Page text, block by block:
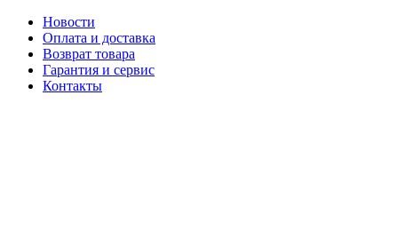
Новости
Оплата и доставка
Возврат товара
Гарантия и сервис
Контакты